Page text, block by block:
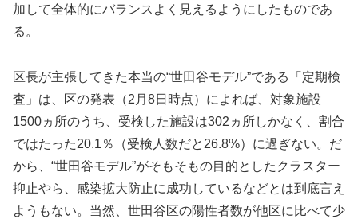
加して全体的にバランスよく見えるようにしたものであ
る。
区長が主張してきた本当の“世田谷モデル”である「定期検
査」は、区の発表（2月8日時点）によれば、対象施設
1500ヵ所のうち、受検した施設は302ヵ所しかなく、割合
ではたった20.1％（受検人数だと26.8%）に過ぎない。だ
から、“世田谷モデル”がそもそもの目的としたクラスター
抑止やら、感染拡大防止に成功しているなどとは到底言え
ようもない。当然、世田谷区の陽性者数が他区に比べて少